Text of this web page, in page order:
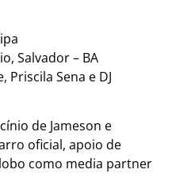
Salvador – BA
Priscila Sena e DJ
de Jameson e
oficial, apoio de
como media partner